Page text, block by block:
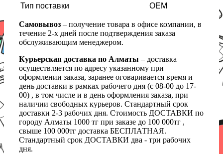
Тип поставки
OEM
Самовывоз – получение товара в офисе компании, в
течение 2-х дней после подтверждения заказа
обслуживающим менеджером.
Курьерская доставка по Алматы – доставка
осуществляется по адресу указанному при
оформлении заказа, заранее оговаривается время и
день доставки в рамках рабочего дня (с 08-00 до 17-
00) , в том числе и в день оформления заказа, при
наличии свободных курьеров. Стандартный срок
доставки 2-3 рабочих дня. Стоимость ДОСТАВКИ по
городу Алматы 1000 тг при заказе до 100 000тг ,
свыше 100 000тг доставка БЕСПЛАТНАЯ.
Стандартный срок ДОСТАВКИ два - три рабочих
дня.